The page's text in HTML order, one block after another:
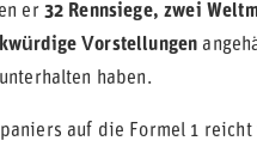
er 32 Rennsiege, zwei
Vorstellungen
haben.
auf die Formel 1